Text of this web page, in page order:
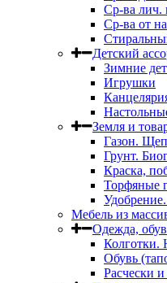
Ср-ва лич.
Ср-ва от
Детский
Зимние
Игрушки
Земля и
Газон.
Грунт.
Краска,
Торфяные
Мебель из
Одежда,
Колготки.
Обувь
Расчески